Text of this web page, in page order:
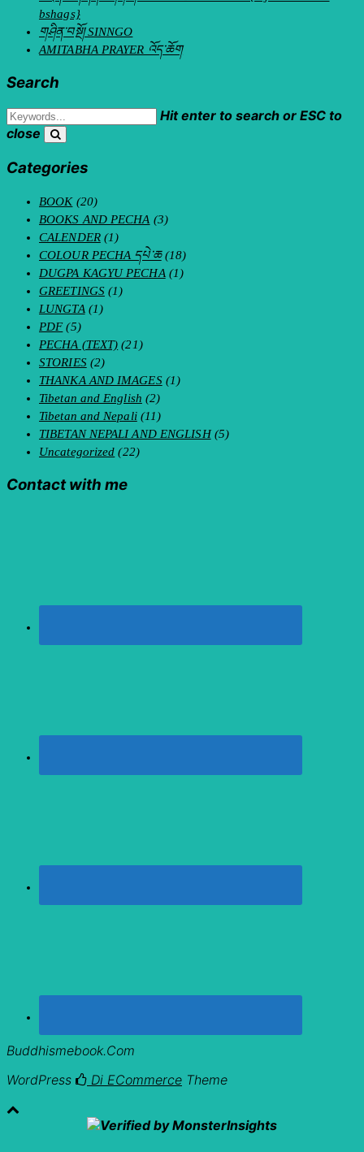
bshags}
གཤིན་བསྔོ། SINNGO
AMITABHA PRAYER འོད་ཆོག
Search
Hit enter to search or ESC to
close
Categories
BOOK(20)
BOOKS AND PECHA (3)
CALENDER(1)
COLOUR PECHA དཔེ་ཆ(18)
DUGPA KAGYU PECHA (1)
GREETINGS(1)
LUNGTA (1)
PDF(5)
PECHA (TEXT) (21)
STORIES(2)
THANKA AND IMAGES(1)
Tibetan and English (2)
Tibetan and Nepali(11)
TIBETAN NEPALI AND ENGLISH(5)
Uncategorized (22)
Contact with me
Buddhismebook.com
WordPress
Di ECommerce Theme